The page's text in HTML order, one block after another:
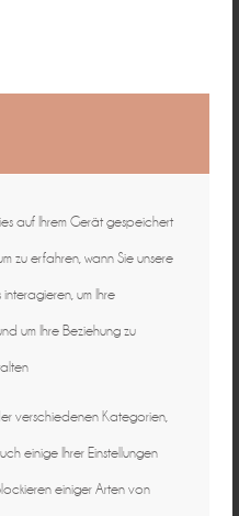
auf Ihrem Gerät gespeichert
zu erfahren, wann Sie unsere
um Ihre
um Ihre Beziehung zu
verschiedenen Kategorien,
einige Ihrer Einstellungen
einiger Arten von